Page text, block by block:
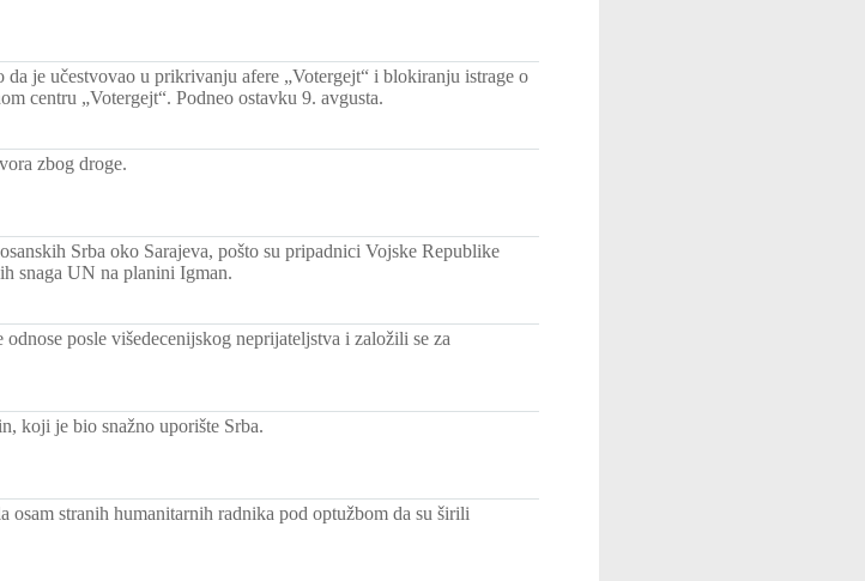
je učestvovao u prikrivanju afere „Votergejt“ i blokiranju istrage o
centru „Votergejt“. Podneo ostavku 9. avgusta.
zbog droge.
Srba oko Sarajeva, pošto su pripadnici Vojske Republike
snaga UN na planini Igman.
posle višedecenijskog neprijateljstva i založili se za
koji je bio snažno uporište Srba.
osam stranih humanitarnih radnika pod optužbom da su širili